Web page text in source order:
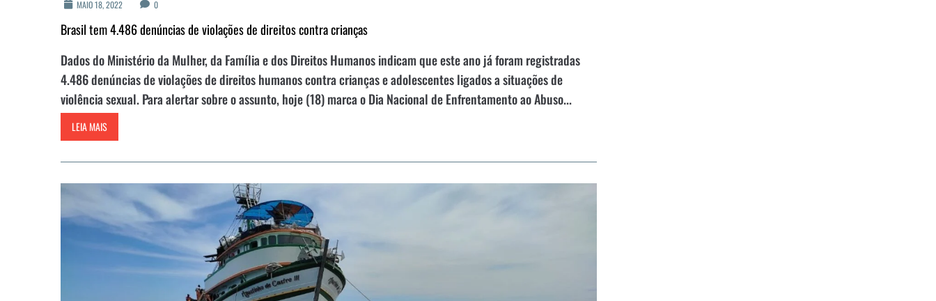
MAIO 18, 2022
0
Brasil tem 4.486 denúncias de violações de direitos contra crianças
Dados do Ministério da Mulher, da Família e dos Direitos Humanos indicam que este ano já foram registradas
4.486 denúncias de violações de direitos humanos contra crianças e adolescentes ligados a situações de
violência sexual. Para alertar sobre o assunto, hoje (18) marca o Dia Nacional de Enfrentamento ao Abuso...
LEIA MAIS